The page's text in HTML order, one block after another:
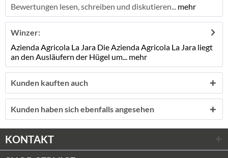
Bewertungen lesen, schreiben und diskutieren... mehr
Winzer:
Azienda Agricola La Jara Die Azienda Agricola La Jara liegt
an den Ausläufern der Hügel um... mehr
Kunden kauften auch
Kunden haben sich ebenfalls angesehen
KONTAKT